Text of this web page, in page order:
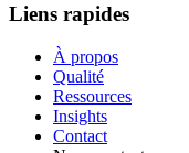
Liens rapides
À propos
Qualité
Ressources
Insights
Contact